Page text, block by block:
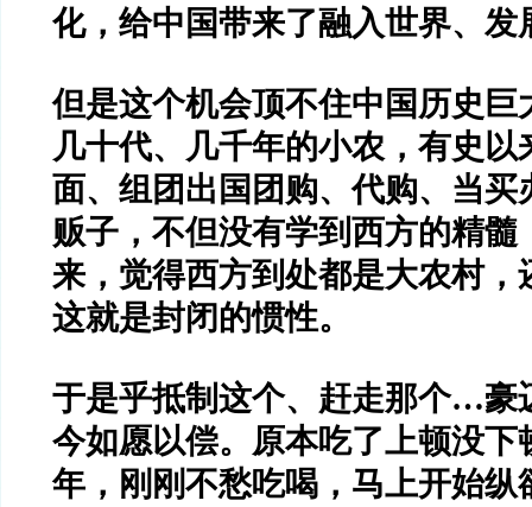
化，给中国带来了融入世界、发
但是这个机会顶不住中国历史巨
几十代、几千年的小农，有史以
面、组团出国团购、代购、当买
贩子，不但没有学到西方的精髓
来，觉得西方到处都是大农村，
这就是封闭的惯性。
于是乎抵制这个、赶走那个…豪
今如愿以偿。原本吃了上顿没下
年，刚刚不愁吃喝，马上开始纵